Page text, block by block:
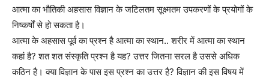
आत्मा का भौतिकी अहसास विज्ञान के जटिलतम सूक्ष्मतम उपकरणों के प्रयोगों के
निष्कर्षों से हो सकता है।
आत्मा के अहसास पूर्व का प्रश्न है आत्मा का स्थान.. शरीर में आत्मा का स्थान
कहां है? शत शत संस्कृति प्रश्न है यह? उत्तर जितना सरल है उससे अधिक
कठिन है। क्या विज्ञान के पास इस प्रश्न का उत्तर है? विज्ञान की इस विषय में